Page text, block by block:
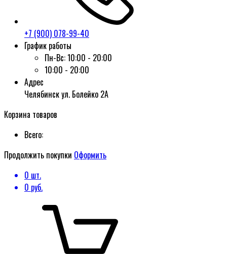
+7 (900) 078-99-40
График работы
Пн-Вс:10:00 - 20:00
10:00 - 20:00
Адрес
Челябинск ул. Болейко 2А
Корзина товаров
Всего:
Продолжить покупки Оформить
0 шт.
0 руб.